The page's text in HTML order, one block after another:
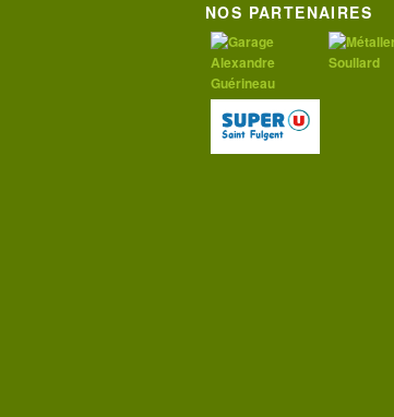
NOS PARTENAIRES